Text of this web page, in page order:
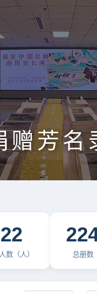
赠芳名
数（人） 总册数